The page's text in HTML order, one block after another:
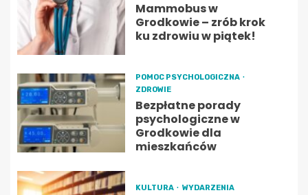
Mammobus w
Grodkowie – zrób krok
ku zdrowiu w piątek!
POMOC PSYCHOLOGICZNA
ZDROWIE
Bezpłatne porady
psychologiczne w
Grodkowie dla
mieszkańców
KULTURA WYDARZENIA